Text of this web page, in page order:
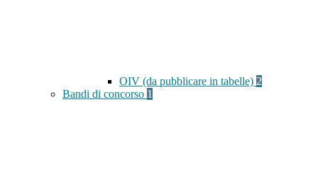
OIV (da pubblicare in tabelle) 2
Bandi di concorso 1